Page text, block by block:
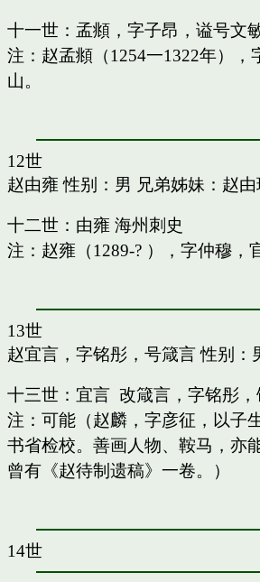
十一世：孟頫，字子昂，谥号文
注：赵孟頫（1254一1322年）
山。
12世
赵由雍 性别：男 兄弟姊妹： 赵由
十二世：由雍 海州刺史
注：赵雍（1289-? ），字仲穆，
13世
赵宜言，字铭彤，号箴言性别：
十三世：宜言 改箴言，字铭彤，
注：可能（赵麟，字彦征，以子
书省检校。善画人物、鞍马，亦
曾有《赵待制遗稿》一卷。）
14世